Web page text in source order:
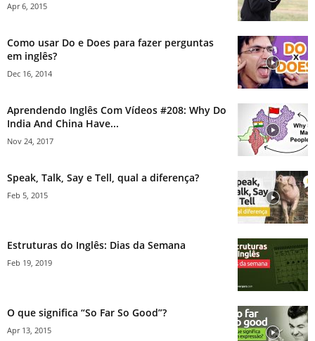
Apr 6, 2015
Como usar Do e Does para fazer perguntas
em inglês?
Dec 16, 2014
Aprendendo Inglês Com Vídeos #208: Why Do
India And China Have...
Nov 24, 2017
Speak, Talk, Say e Tell, qual a diferença?
Feb 5, 2015
Estruturas do Inglês: Dias da Semana
Feb 19, 2019
O que significa “So Far So Good”?
Apr 13, 2015